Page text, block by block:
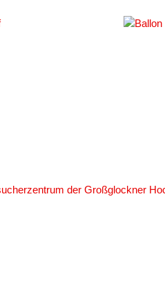
#159815